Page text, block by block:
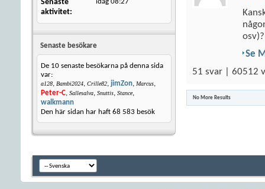
Senaste
aktivitet
Senaste besökare
De 10 senaste besökarna på denna sida
var:
a128, Bambi2024, Crille82, jimZon, Marcus,
Peter-C, Sallesalva, Snuttis, Stance,
walkmann
Den här sidan har haft 68 583 besök
Se
51 svar | 60512
No More Results